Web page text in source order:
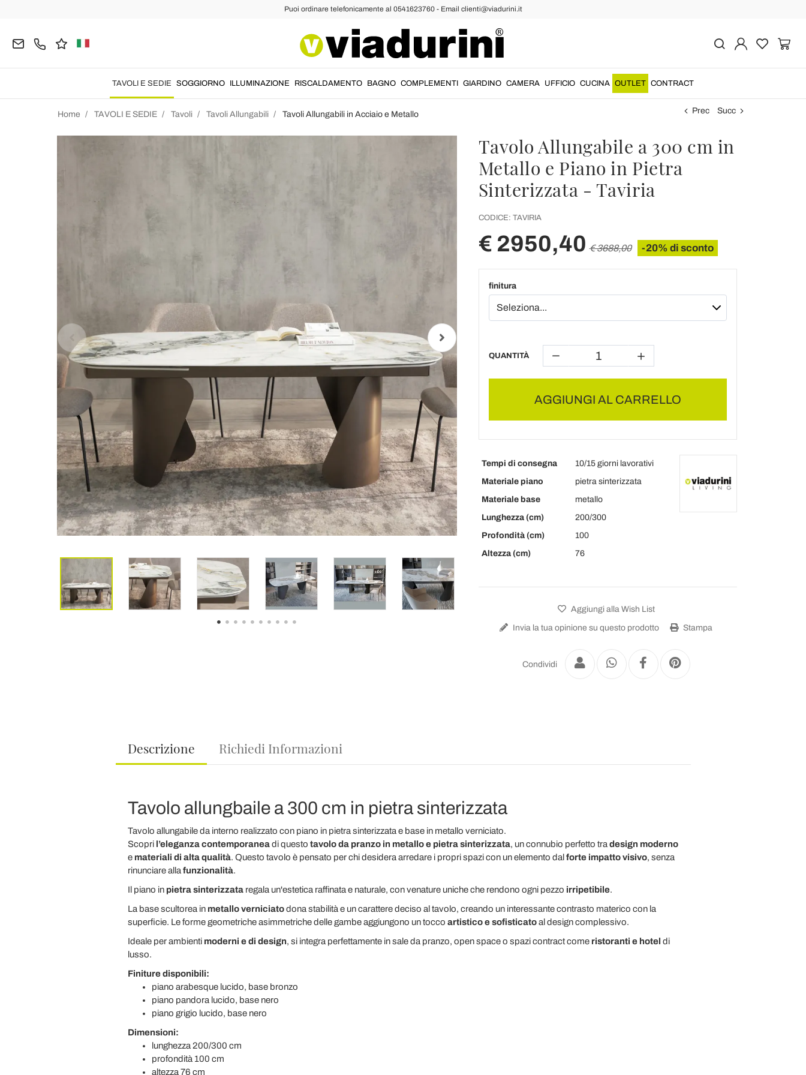
Puoi ordinare telefonicamente al 0541623760 - Email clienti@viadurini.it
TAVOLI E SEDIE SOGGIORNO ILLUMINAZIONE RISCALDAMENTO BAGNO COMPLEMENTI GIARDINO CAMERA UFFICIO CUCINA OUTLET CONTRACT
Home TAVOLI E SEDIE Tavoli Tavoli Allungabili Tavoli Allungabili in Acciaio e Metallo Prec Succ
Tavolo Allungabile a 300 cm in
Metallo e Piano in Pietra
Sinterizzata - Taviria
CODICE: TAVIRIA
€ 2950,40 € 3688,00 -20% di sconto
finitura
QUANTITÀ
AGGIUNGI AL CARRELLO
Tempi di consegna
10/15 giorni lavorativi
Materiale piano
pietra sinterizzata
Materiale base
metallo
Lunghezza (cm)
200/300
Profondità (cm)
100
Altezza (cm)
76
Aggiungi alla Wish List
Invia la tua opinione su questo prodotto Stampa
Condividi
Descrizione Richiedi Informazioni
Tavolo allungbaile a 300 cm in pietra sinterizzata
Tavolo allungabile da interno realizzato con piano in pietra sinterizzata e base in metallo verniciato.
Scopri l’eleganza contemporaneadi questo tavolo da pranzo in metallo e pietra sinterizzata, un connubio perfetto tra design moderno
e materiali di alta qualità. Questo tavolo è pensato per chi desidera arredare i propri spazi con un elemento dal forte impatto visivo, senza
rinunciare alla funzionalità.
Il piano in pietra sinterizzata regala un'estetica raffinata e naturale, con venature uniche che rendono ogni pezzo irripetibile.
La base scultorea in metallo verniciatodona stabilità e un carattere deciso al tavolo, creando un interessante contrasto materico con la
superficie. Le forme geometriche asimmetriche delle gambe aggiungono un tocco artistico e sofisticatoal design complessivo.
Ideale per ambienti moderni e di design, si integra perfettamente in sale da pranzo, open space o spazi contract come ristoranti e hotel di
lusso.
Finiture disponibili:
piano arabesque lucido, base bronzo
piano pandora lucido, base nero
piano grigio lucido, base nero
Dimensioni:
lunghezza 200/300 cm
profondità 100 cm
altezza 76 cm